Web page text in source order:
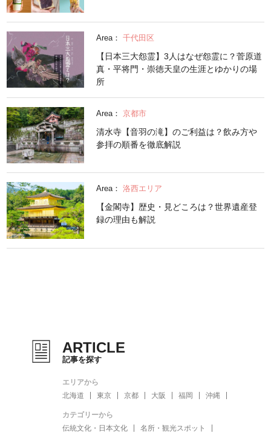
Area： 千代田区
【日本三大怨霊】3人はなぜ怨霊に？菅原道
真・平将門・崇徳天皇の生涯とゆかりの場
所
Area： 京都市
清水寺【音羽の滝】のご利益は？飲み方や
参拝の順番を徹底解説
Area： 洛西エリア
【金閣寺】歴史・見どころは？世界遺産登
録の理由も解説
ARTICLE
記事を探す
エリアから
北海道
東京 京都 大阪 福岡 沖縄
カテゴリーから
伝統文化・日本文化
名所・観光スポット